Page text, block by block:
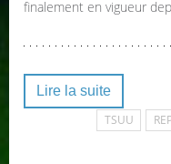
finalement en vigueur
Lire la suite
TSUU